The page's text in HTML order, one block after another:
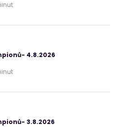
4.8.2026
3.8.2026